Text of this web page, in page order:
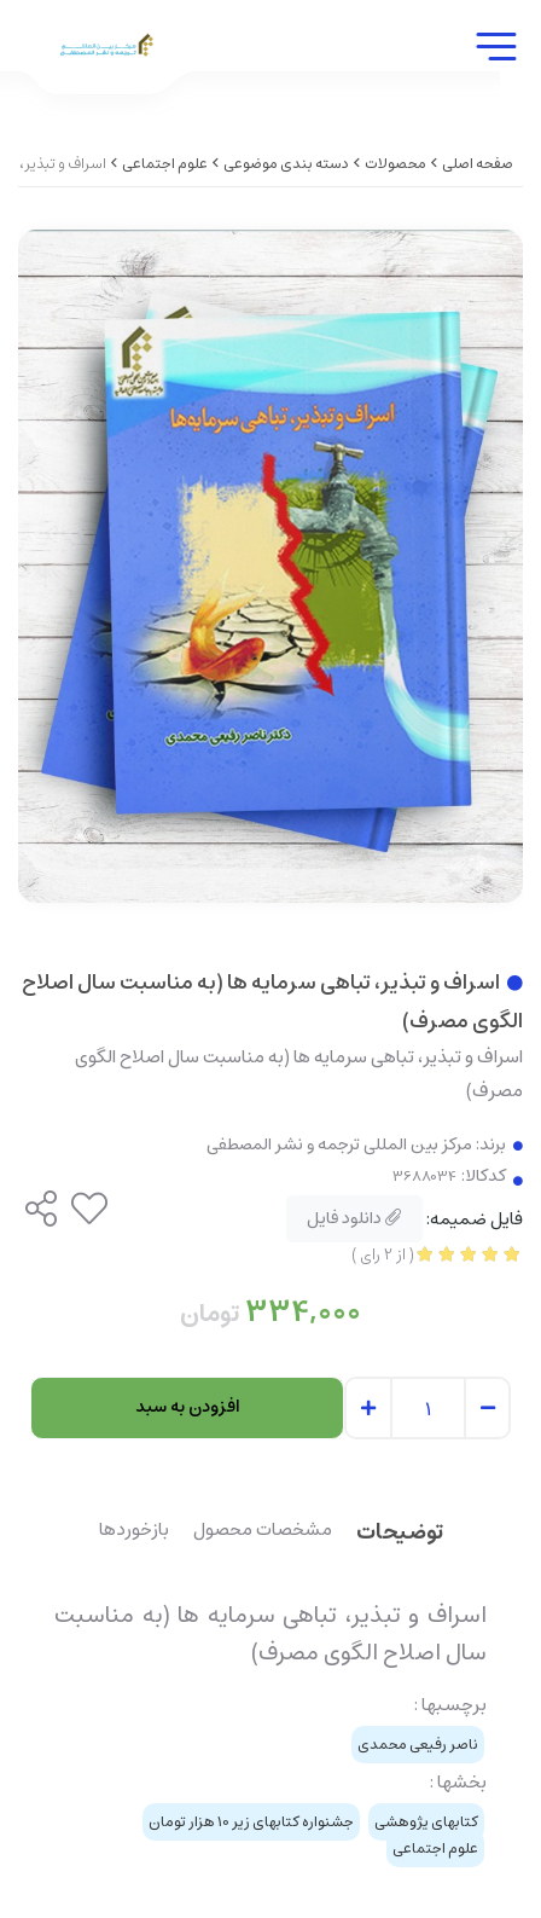
صفحه اصلی محصولات دسته بندی موضوعی علوم اجتماعی اسراف و تبذیر،
اسراف و تبذیر، تباهی سرمایه ها (به مناسبت سال اصلاح
الگوی مصرف)
اسراف و تبذیر، تباهی سرمایه ها (به مناسبت سال اصلاح الگوی
مصرف)
برند: مرکز بین المللی ترجمه و نشر المصطفی
کدکالا:
فایل ضمیمه: دانلود فایل
(از2رای)
334,000تومان
افزودن به سبد
توضیحات مشخصات محصول بازخوردها
اسراف و تبذیر، تباهی سرمایه ها (به مناسبت
سال اصلاح الگوی مصرف)
برچسبها :
ناصر رفیعی محمدی
بخشها :
کتابهای پژوهشی
جشنواره کتابهای زیر 10 هزار تومان
علوم اجتماعی